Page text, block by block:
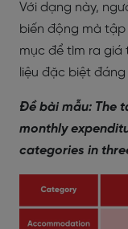
Với dạng này,
biến động mà
mục để tìm ra
liệu đặc biệt đáng
Đề bài mẫu: The
monthly
categories in